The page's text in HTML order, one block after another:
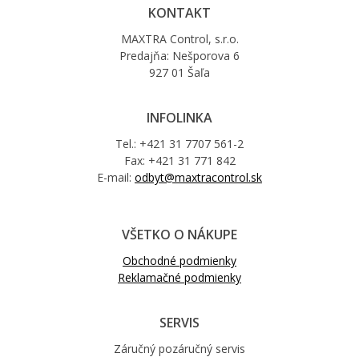
KONTAKT
MAXTRA Control, s.r.o.
Predajňa: Nešporova 6
927 01 Šaľa
INFOLINKA
Tel.: +421 31 7707 561-2
Fax: +421 31 771 842
E-mail: odbyt@maxtracontrol.sk
VŠETKO O NÁKUPE
Obchodné podmienky
Reklamačné podmienky
SERVIS
Záručný pozáručný servis